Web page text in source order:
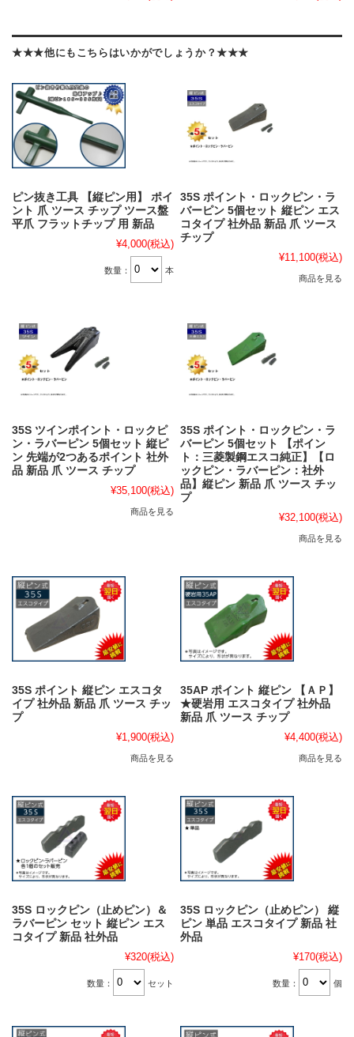
★★★他にもこちらはいかがでしょうか？★★★
ピン抜き工具 【縦ピン用】 ポイ
ント 爪 ツース チップ ツース盤
平爪 フラットチップ 用 新品
¥4,000(税込)
数量： 本
35S ポイント・ロックピン・ラ
バーピン 5個セット 縦ピン エス
コタイプ 社外品 新品 爪 ツース
チップ
¥11,100(税込)
商品を見る
35S ツインポイント・ロックピ
ン・ラバーピン 5個セット 縦ピ
ン 先端が2つあるポイント 社外
品 新品 爪 ツース チップ
¥35,100(税込)
商品を見る
35S ポイント・ロックピン・ラ
バーピン 5個セット 【ポイン
ト：三菱製鋼エスコ純正】【ロ
ックピン・ラバーピン：社外
品】縦ピン 新品 爪 ツース チッ
プ
¥32,100(税込)
商品を見る
35S ポイント 縦ピン エスコタ
イプ 社外品 新品 爪 ツース チッ
プ
¥1,900(税込)
商品を見る
35AP ポイント 縦ピン 【ＡＰ】
★硬岩用 エスコタイプ 社外品
新品 爪 ツース チップ
¥4,400(税込)
商品を見る
35S ロックピン（止めピン）＆
ラバーピン セット 縦ピン エス
コタイプ 新品 社外品
¥320(税込)
数量： セット
35S ロックピン（止めピン） 縦
ピン 単品 エスコタイプ 新品 社
外品
¥170(税込)
数量： 個